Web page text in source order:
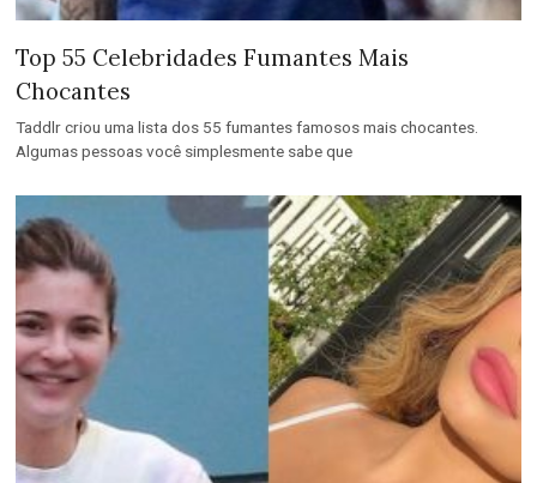
Top 55 Celebridades Fumantes Mais
Chocantes
Taddlr criou uma lista dos 55 fumantes famosos mais chocantes.
Algumas pessoas você simplesmente sabe que